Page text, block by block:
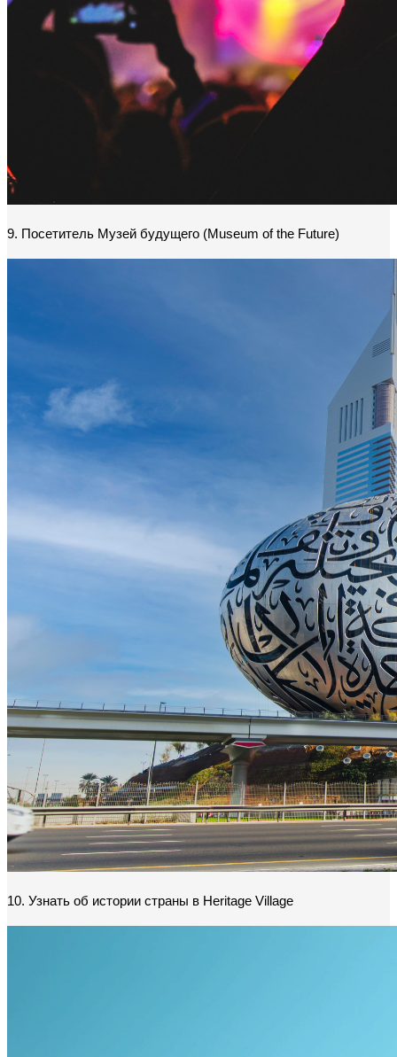
9. Посетитель Музей будущего (Museum of the Future)
10. Узнать об истории страны в Heritage Village